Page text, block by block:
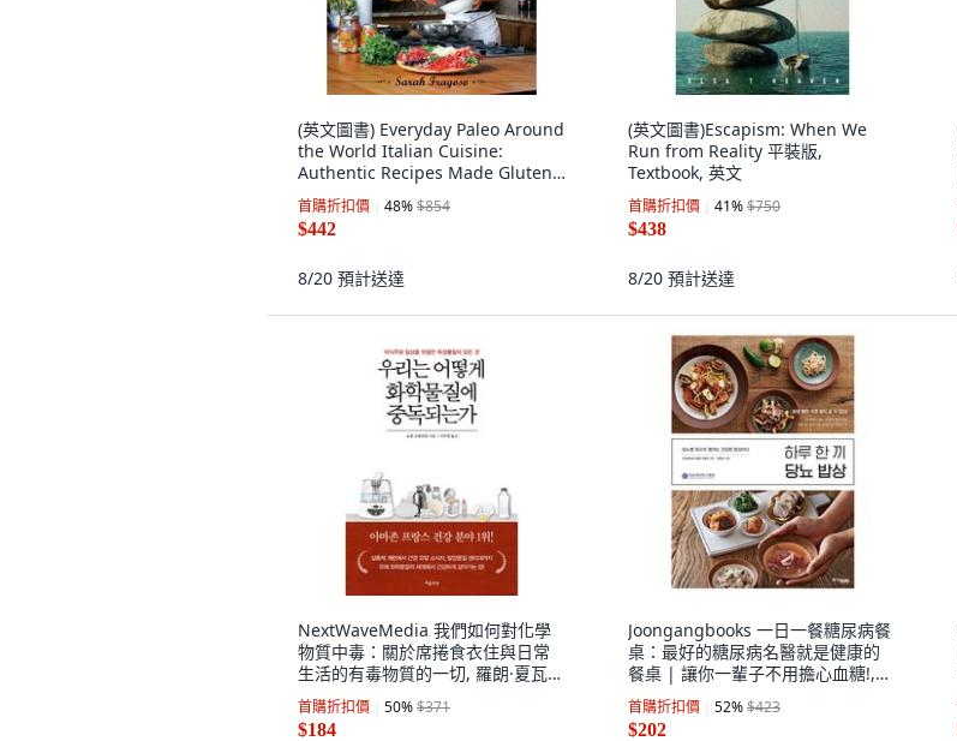
(英文圖書) Everyday Paleo Around
the World Italian Cuisine:
Authentic Recipes Made Gluten-
Free 平裝版, Victory Belt
Publishing, 英文
首購折扣價 48%$854
$442
8/20 預計送達
(英文圖書)Escapism: When We
Run from Reality 平裝版,
Textbook, 英文
首購折扣價 41%$750
$438
8/20 預計送達
NextWaveMedia 我們如何對化學
物質中毒：關於席捲食衣住與日常
生活的有毒物質的一切, 羅朗·夏瓦利
耶
首購折扣價 50%$371
$184
Joongangbooks 一日一餐糖尿病餐
桌：最好的糖尿病名醫就是健康的
餐桌 | 讓你一輩子不用擔心血糖!,
作者: 江南世福蘭斯醫院營養團隊,
安哲佑, 金亨美, 金美華, 金恩貞
首購折扣價 52%$423
$202